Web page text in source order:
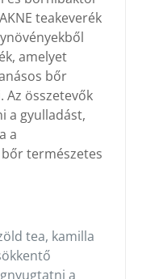
teakeverék
amelyet
bőr
összetevők
a gyulladást,
a
természetes
tea, kamilla
a